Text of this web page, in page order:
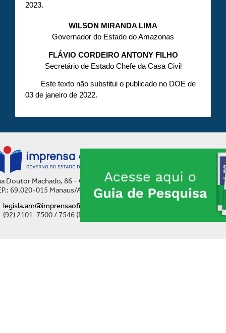
2023.
WILSON MIRANDA LIMA
Governador do Estado do Amazonas
FLÁVIO CORDEIRO ANTONY FILHO
Secretário de Estado Chefe da Casa Civil
Este texto não substitui o publicado no DOE de
03 de janeiro de 2022.
Doutor Machado, 86 - Centro
69.020-015 Manaus/AM
legisla.am@imprensaoficial.am.gov.br
(92) 2101-7500 / 7546 (Ramal)